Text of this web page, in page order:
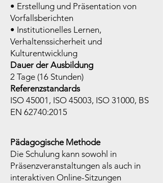
• Erstellung und Präsentation von
Vorfallsberichten
• Institutionelles Lernen,
Verhaltenssicherheit und
Kulturentwicklung
Dauer der Ausbildung
2 Tage (16 Stunden)
Referenzstandards
ISO 45001, ISO 45003, ISO 31000, BS
EN 62740:2015
Pädagogische Methode
Die Schulung kann sowohl in
Präsenzveranstaltungen als auch in
interaktiven Online-Sitzungen